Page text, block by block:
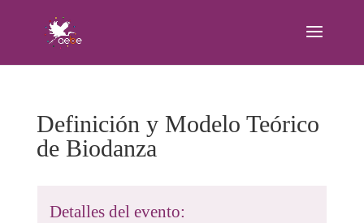
Definición y Modelo Teórico
de Biodanza
Detalles del evento: